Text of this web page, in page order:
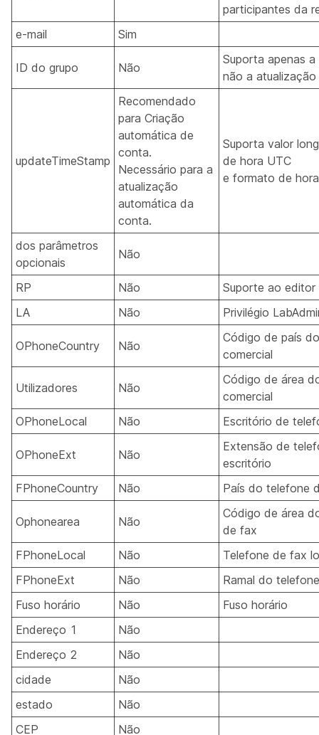
participantes da
e-mail
Sim
ID do grupo Não
Suporta apenas
não a atualização
updateTimeStamp
Recomendado
para Criação
automática de
conta.
Necessário para a
atualização
automática da
conta.
Suporta valor
de hora UTC
e formato de
dos parâmetros
opcionais
Não
RP Não
Suporte ao editor
LA
Não Privilégio
OPhoneCountry Não
Código de país
comercial
Utilizadores Não
Código de área
comercial
OPhoneLocal
Não Escritório de
OPhoneExt Não
Extensão de
escritório
FPhoneCountry
Não País do telefone
Ophonearea Não
Código de área
de fax
FPhoneLocal
Não
Telefone de fax
FPhoneExt
Não
Ramal do
Fuso horário
Não
Fuso horário
Endereço 1
Não
Endereço 2
Não
cidade
Não
estado
Não
CEP
Não